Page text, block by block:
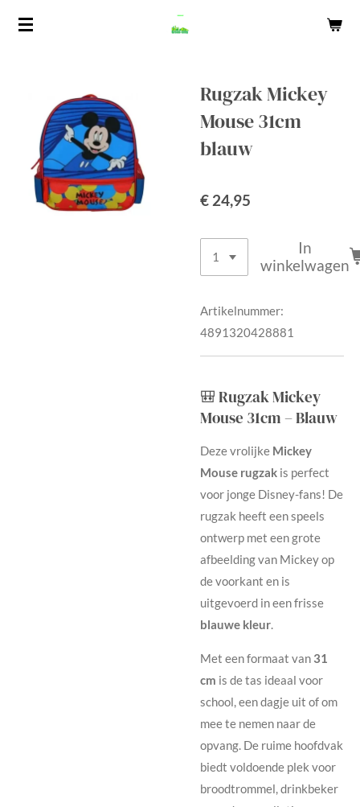
Ga
hoofdinhoud
Rugzak Mickey
Mouse 31cm
blauw
€ 24,95
In
winkelwagen
Artikelnummer:
4891320428881
🎒 Rugzak Mickey
Mouse 31cm – Blauw
Deze vrolijke Mickey
Mouse rugzak is perfect
voor jonge Disney-fans! De
rugzak heeft een speels
ontwerp met een grote
afbeelding van Mickey op
de voorkant en is
uitgevoerd in een frisse
blauwe kleur.
Met een formaat van 31
cm is de tas ideaal voor
school, een dagje uit of om
mee te nemen naar de
opvang. De ruime hoofdvak
biedt voldoende plek voor
broodtrommel, drinkbeker